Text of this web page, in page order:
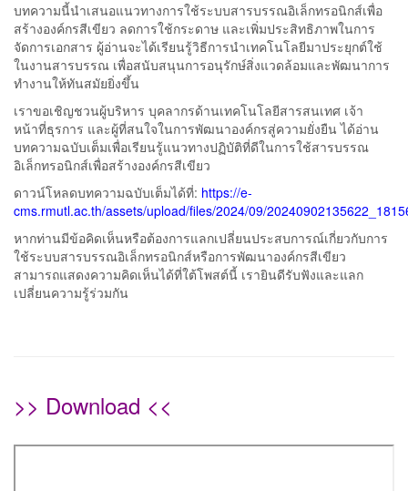
บทความนี้นำเสนอแนวทางการใช้ระบบสารบรรณอิเล็กทรอนิกส์เพื่อ
สร้างองค์กรสีเขียว ลดการใช้กระดาษ และเพิ่มประสิทธิภาพในการ
จัดการเอกสาร ผู้อ่านจะได้เรียนรู้วิธีการนำเทคโนโลยีมาประยุกต์ใช้
ในงานสารบรรณ เพื่อสนับสนุนการอนุรักษ์สิ่งแวดล้อมและพัฒนาการ
ทำงานให้ทันสมัยยิ่งขึ้น
เราขอเชิญชวนผู้บริหาร บุคลากรด้านเทคโนโลยีสารสนเทศ เจ้า
หน้าที่ธุรการ และผู้ที่สนใจในการพัฒนาองค์กรสู่ความยั่งยืน ได้อ่าน
บทความฉบับเต็มเพื่อเรียนรู้แนวทางปฏิบัติที่ดีในการใช้สารบรรณ
อิเล็กทรอนิกส์เพื่อสร้างองค์กรสีเขียว
ดาวน์โหลดบทความฉบับเต็มได้ที่: https://e-
cms.rmutl.ac.th/assets/upload/files/2024/09/
หากท่านมีข้อคิดเห็นหรือต้องการแลกเปลี่ยนประสบการณ์เกี่ยวกับการ
ใช้ระบบสารบรรณอิเล็กทรอนิกส์หรือการพัฒนาองค์กรสีเขียว
สามารถแสดงความคิดเห็นได้ที่ใต้โพสต์นี้ เรายินดีรับฟังและแลก
เปลี่ยนความรู้ร่วมกัน
>> Download <<